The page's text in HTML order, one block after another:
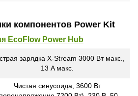
компонентов Power Kit
EcoFlow Power Hub
зарядка X-Stream 3000 Вт макс.,
13 A макс.
Чистая синусоида, 3600 Вт